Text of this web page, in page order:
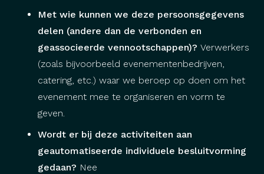
Met wie kunnen we deze persoonsgegevens
delen (andere dan de verbonden en
geassocieerde vennootschappen)? Verwerkers
(zoals bijvoorbeeld evenementenbedrijven,
catering, etc.) waar we beroep op doen om het
evenement mee te organiseren en vorm te
geven.
Wordt er bij deze activiteiten aan
geautomatiseerde individuele besluitvorming
gedaan? Nee